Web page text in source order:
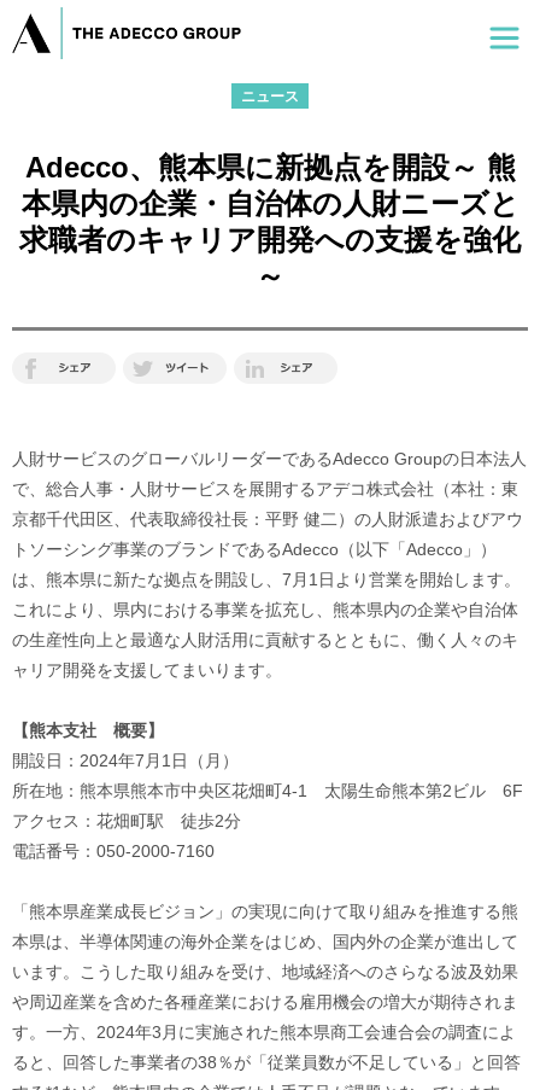
ニュース
Adecco、熊本県に新拠点を開設～ 熊
本県内の企業・自治体の人財ニーズと
求職者のキャリア開発への支援を強化
～
人財サービスのグローバルリーダーであるAdecco Groupの日本法人
で、総合人事・人財サービスを展開するアデコ株式会社（本社：東
京都千代田区、代表取締役社長：平野 健二）の人財派遣およびアウ
トソーシング事業のブランドであるAdecco（以下「Adecco」）
は、熊本県に新たな拠点を開設し、7月1日より営業を開始します。
これにより、県内における事業を拡充し、熊本県内の企業や自治体
の生産性向上と最適な人財活用に貢献するとともに、働く人々のキ
ャリア開発を支援してまいります。
【熊本支社 概要】
開設日：2024年7月1日（月）
所在地：熊本県熊本市中央区花畑町4-1 太陽生命熊本第2ビル 6F
アクセス：花畑町駅 徒歩2分
電話番号：050-2000-7160
「熊本県産業成長ビジョン」の実現に向けて取り組みを推進する熊
本県は、半導体関連の海外企業をはじめ、国内外の企業が進出して
います。こうした取り組みを受け、地域経済へのさらなる波及効果
や周辺産業を含めた各種産業における雇用機会の増大が期待されま
す。一方、2024年3月に実施された熊本県商工会連合会の調査によ
ると、回答した事業者の38％が「従業員数が不足している」と回答